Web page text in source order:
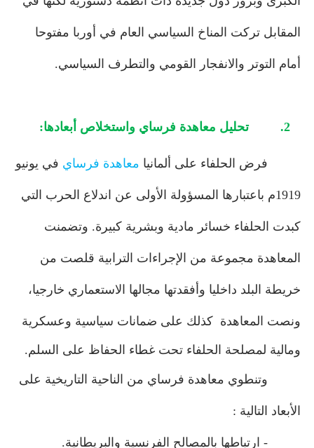
المقابل تركت المناخ السياسي العام في أوربا مفتوحا
أمام التوتر والانفجار القومي والتطرف السياسي.
2. تحليل معاهدة فرساي واستخلاص أبعادها:
فرض الحلفاء على ألمانيا معاهدة فرساي في يونيو
1919م باعتبارها المسؤولة الأولى عن اندلاع الحرب التي
كبدت الحلفاء خسائر مادية وبشرية كبيرة. وتضمنت
المعاهدة مجموعة من الإجراءات الترابية قلصت من
خريطة البلد داخليا وأفقدتها مجالها الاستعماري خارجيا،
ونصت المعاهدة كذلك على ضمانات سياسية وعسكرية
ومالية لمصلحة الحلفاء تحت غطاء الحفاظ على السلم.
وتنطوي معاهدة فرساي من الناحية التاريخية على
الأبعاد التالية :
- ارتباطها بالمصالح الفرنسية والبريطانية.